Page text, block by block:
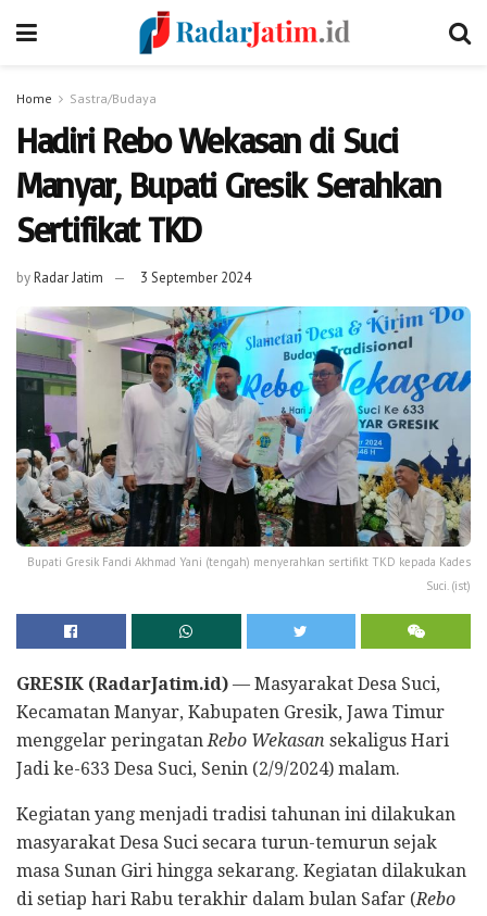
Home Sastra/Budaya
Hadiri Rebo Wekasan di Suci
Manyar, Bupati Gresik Serahkan
Sertifikat TKD
byRadar Jatim 3 September 2024
Bupati Gresik Fandi Akhmad Yani (tengah) menyerahkan sertifikt TKD kepada Kades
Suci. (ist)
GRESIK (RadarJatim.id) — Masyarakat Desa Suci,
Kecamatan Manyar, Kabupaten Gresik, Jawa Timur
menggelar peringatanRebo Wekasan sekaligus Hari
Jadi ke-633 Desa Suci, Senin (2/9/2024) malam.
Kegiatan yang menjadi tradisi tahunan ini dilakukan
masyarakat Desa Suci secara turun-temurun sejak
masa Sunan Giri hingga sekarang. Kegiatan dilakukan
di setiap hari Rabu terakhir dalam bulan Safar (Rebo